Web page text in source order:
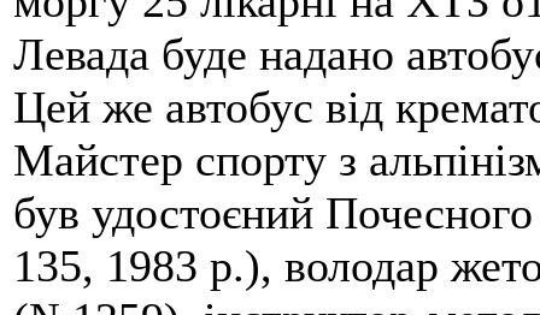
Левада буде надано
Цей же автобус від
Майстер спорту з
був удостоєний
135, 1983 р.), володар